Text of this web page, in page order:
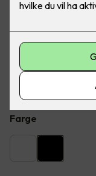
Ferdig montert
Flott LED downlight
graders vipp i to
dimmer. Inkludert
Farge